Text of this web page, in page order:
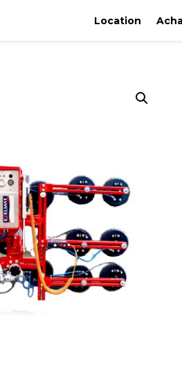
Location